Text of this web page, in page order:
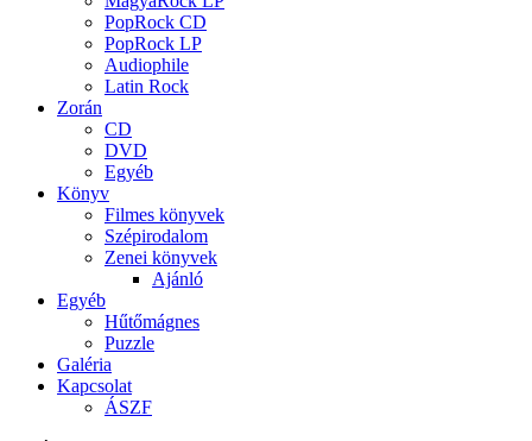
PopRock CD
PopRock LP
Audiophile
Latin Rock
Zorán
CD
DVD
Egyéb
Könyv
Filmes könyvek
Szépirodalom
Zenei könyvek
Ajánló
Egyéb
Hűtőmágnes
Puzzle
Galéria
Kapcsolat
ÁSZF